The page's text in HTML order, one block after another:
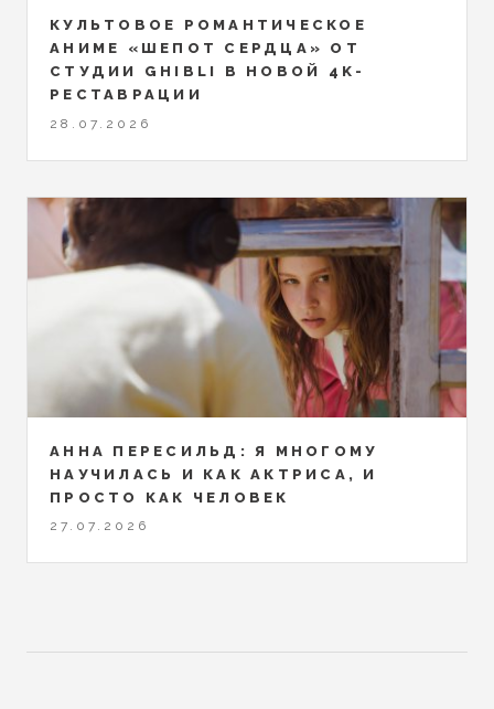
КУЛЬТОВОЕ РОМАНТИЧЕСКОЕ
АНИМЕ «ШЕПОТ СЕРДЦА» ОТ
СТУДИИ GHIBLI В НОВОЙ 4K-
РЕСТАВРАЦИИ
28.07.2026
АННА ПЕРЕСИЛЬД: Я МНОГОМУ
НАУЧИЛАСЬ И КАК АКТРИСА, И
ПРОСТО КАК ЧЕЛОВЕК
27.07.2026